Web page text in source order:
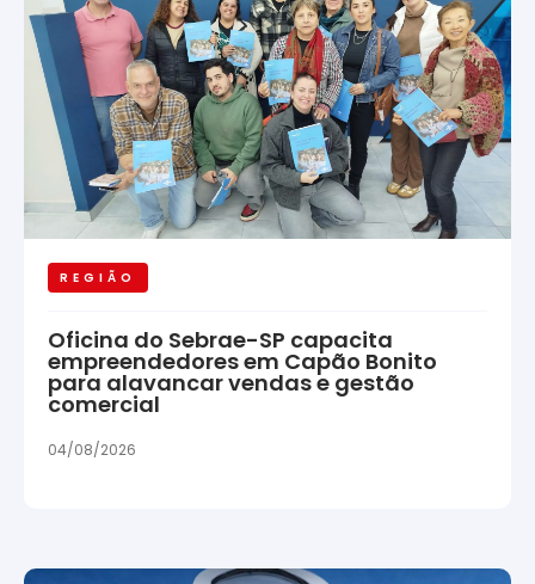
REGIÃO
Oficina do Sebrae-SP capacita
empreendedores em Capão Bonito
para alavancar vendas e gestão
comercial
04/08/2026